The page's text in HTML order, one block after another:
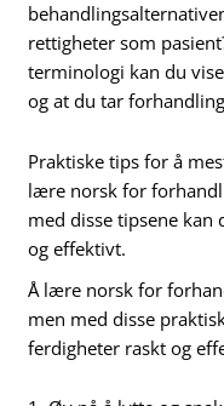
rettigheter som
terminologi kan du
og at du tar
Praktiske tips for å
lære norsk for
med disse tipsene
og effektivt.
Å lære norsk for
men med disse
ferdigheter raskt og